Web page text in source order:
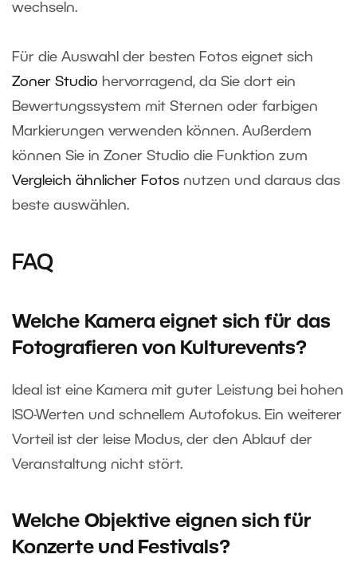
wechseln.
Für die Auswahl der besten Fotos eignet sich
Zoner Studio hervorragend, da Sie dort ein
Bewertungssystem mit Sternen oder farbigen
Markierungen verwenden können. Außerdem
können Sie in Zoner Studio die Funktion zum
Vergleich ähnlicher Fotos nutzen und daraus das
beste auswählen.
FAQ
Welche Kamera eignet sich für das
Fotografieren von Kulturevents?
Ideal ist eine Kamera mit guter Leistung bei hohen
ISO-Werten und schnellem Autofokus. Ein weiterer
Vorteil ist der leise Modus, der den Ablauf der
Veranstaltung nicht stört.
Welche Objektive eignen sich für
Konzerte und Festivals?